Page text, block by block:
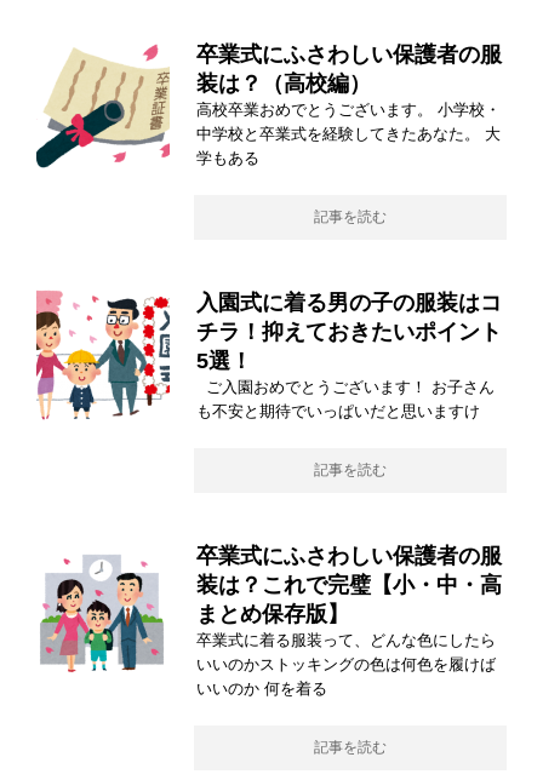
卒業式にふさわしい保護者の服
装は？（高校編）
高校卒業おめでとうございます。 小学校・
中学校と卒業式を経験してきたあなた。 大
学もある
記事を読む
入園式に着る男の子の服装はコ
チラ！抑えておきたいポイント
5選！
ご入園おめでとうございます！ お子さん
も不安と期待でいっぱいだと思いますけ
記事を読む
卒業式にふさわしい保護者の服
装は？これで完璧【小・中・高
まとめ保存版】
卒業式に着る服装って、どんな色にしたら
いいのかストッキングの色は何色を履けば
いいのか 何を着る
記事を読む